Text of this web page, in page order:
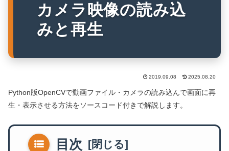
カメラ映像の読み込
みと再生
2019.09.08 2025.08.20
Python版OpenCVで動画ファイル・カメラの読み込んで画面に再
生・表示させる方法をソースコード付きで解説します。
目次